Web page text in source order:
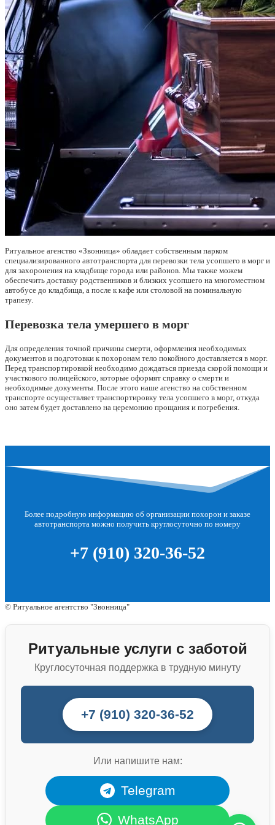
Ритуальное агенство «Звонница» обладает собственным парком
специализированного автотранспорта для перевозки тела усопшего в морг и
для захоронения на кладбище города или районов. Мы также можем
обеспечить доставку родственников и близких усопшего на многоместном
автобусе до кладбища, а после к кафе или столовой на поминальную
трапезу.
Перевозка тела умершего в морг
Для определения точной причины смерти, оформления необходимых
документов и подготовки к похоронам тело покойного доставляется в морг.
Перед транспортировкой необходимо дождаться приезда скорой помощи и
участкового полицейского, которые оформят справку о смерти и
необходимые документы. После этого наше агенство на собственном
транспорте осуществляет транспортировку тела усопшего в морг, откуда
оно затем будет доставлено на церемонию прощания и погребения.
Более подробную информацию об организации похорон и заказе
автотранспорта можно получить круглосуточно по номеру
+7 (910) 320-36-52
© Ритуальное агентство "Звонница"
Ритуальные услуги с заботой
Круглосуточная поддержка в трудную минуту
+7 (910) 320-36-52
Или напишите нам:
Telegram
WhatsApp